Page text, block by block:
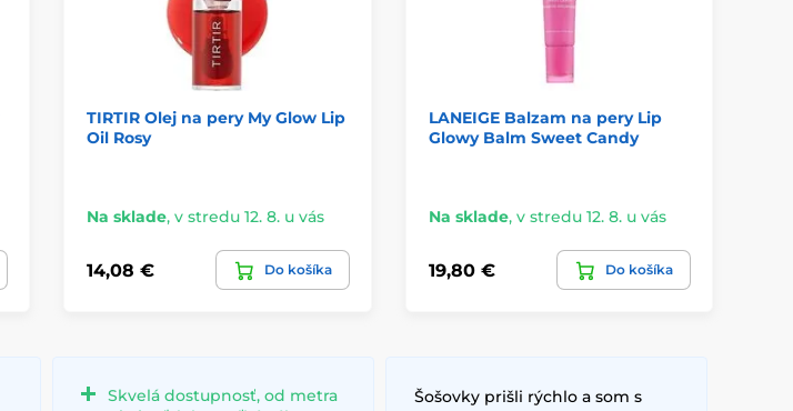
TIRTIR Olej na pery My Glow Lip
Oil Rosy
Na sklade, v stredu 12. 8. u vás
14,08 € Do košíka
LANEIGE Balzam na pery Lip
Glowy Balm Sweet Candy
Na sklade, v stredu 12. 8. u vás
19,80 € Do košíka
Skvelá dostupnosť, od metra
Šošovky prišli rýchlo a som s